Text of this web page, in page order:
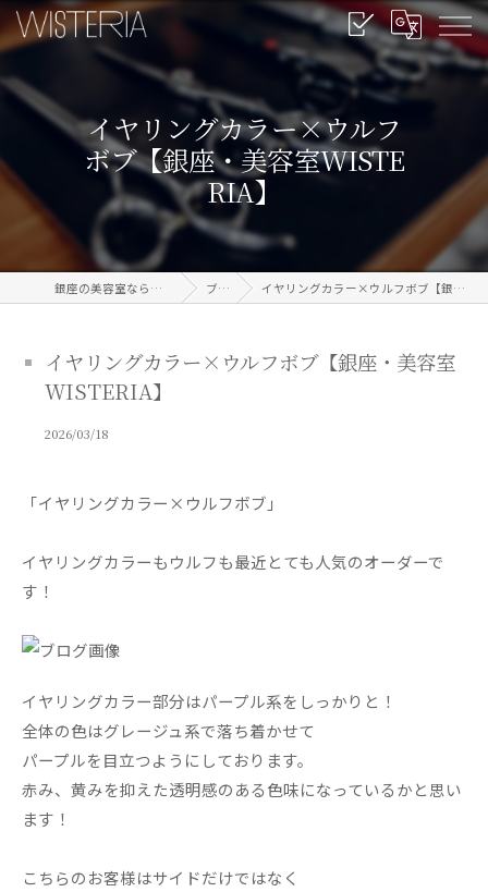
イヤリングカラー×ウルフ
ボブ【銀座・美容室WISTE
RIA】
銀座の美容室なら信頼のWISTERIA ブログ イヤリングカラー×ウルフボブ【銀座・美容室WISTERIA】
イヤリングカラー×ウルフボブ【銀座・美容室
WISTERIA】
2026/03/18
「イヤリングカラー×ウルフボブ」
イヤリングカラーもウルフも最近とても人気のオーダーで
す！
イヤリングカラー部分はパープル系をしっかりと！
全体の色はグレージュ系で落ち着かせて
パープルを目立つようにしております。
赤み、黄みを抑えた透明感のある色味になっているかと思い
ます！
こちらのお客様はサイドだけではなく